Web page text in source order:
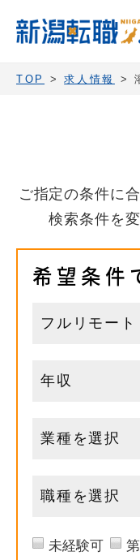
TOP >求人情報 >
ご指定の条件に
検索条件を
希望条件
業種を選択
職種を選択
未経験可